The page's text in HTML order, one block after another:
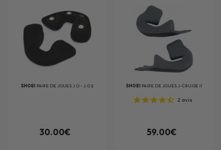
SHOEI PAIRE DE JOUES J.O - J.O 2
30.00€
SHOEI PAIRE DE JOUES J-CRUISE II
2 avis
59.00€